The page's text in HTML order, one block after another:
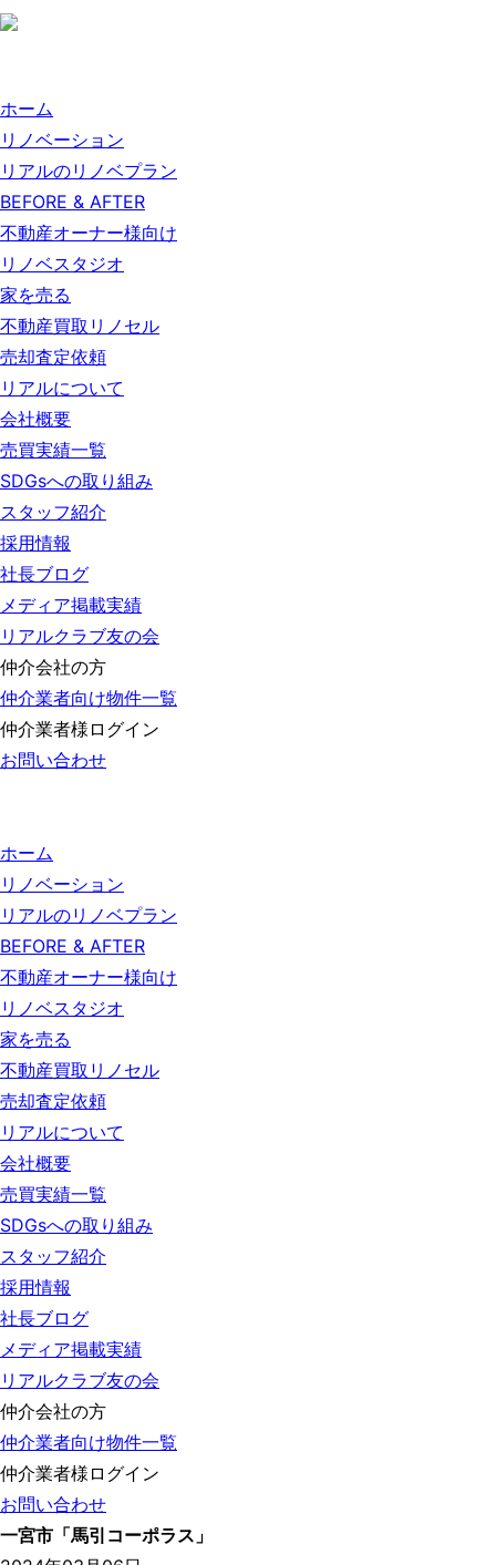
ホーム
リノベーション
リアルのリノベプラン
BEFORE & AFTER
不動産オーナー様向け
リノベスタジオ
家を売る
不動産買取リノセル
売却査定依頼
リアルについて
会社概要
売買実績一覧
SDGsへの取り組み
スタッフ紹介
採用情報
社長ブログ
メディア掲載実績
リアルクラブ友の会
仲介会社の方
仲介業者向け物件一覧
仲介業者様ログイン
お問い合わせ
ホーム
リノベーション
リアルのリノベプラン
BEFORE & AFTER
不動産オーナー様向け
リノベスタジオ
家を売る
不動産買取リノセル
売却査定依頼
リアルについて
会社概要
売買実績一覧
SDGsへの取り組み
スタッフ紹介
採用情報
社長ブログ
メディア掲載実績
リアルクラブ友の会
仲介会社の方
仲介業者向け物件一覧
仲介業者様ログイン
お問い合わせ
一宮市「馬引コーポラス」